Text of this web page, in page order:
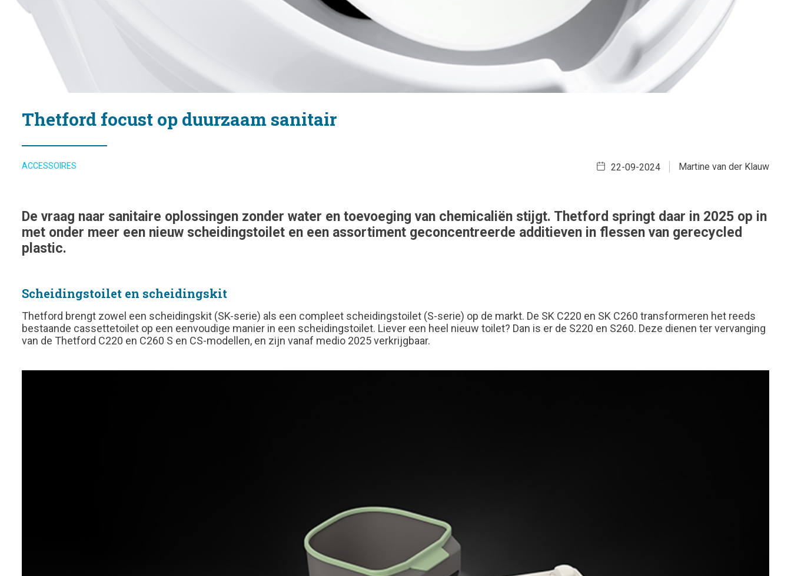
Thetford focust op duurzaam sanitair
ACCESSOIRES Martine van der Klauw
22-09-2024
De vraag naar sanitaire oplossingen zonder water en toevoeging van chemicaliën stijgt. Thetford springt daar in 2025 op in
met onder meer een nieuw scheidingstoilet en een assortiment geconcentreerde additieven in flessen van gerecycled
plastic.
Scheidingstoilet en scheidingskit
Thetford brengt zowel een scheidingskit (SK-serie) als een compleet scheidingstoilet (S-serie) op de markt. De SK C220 en SK C260 transformeren het reeds
bestaande cassettetoilet op een eenvoudige manier in een scheidingstoilet. Liever een heel nieuw toilet? Dan is er de S220 en S260. Deze dienen ter vervanging
van de Thetford C220 en C260 S en CS-modellen, en zijn vanaf medio 2025 verkrijgbaar.